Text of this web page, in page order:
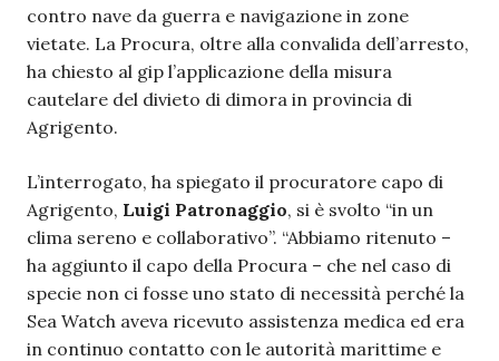
contro nave da guerra e navigazione in zone
vietate. La Procura, oltre alla convalida dell’arresto,
ha chiesto al gip l’applicazione della misura
cautelare del divieto di dimora in provincia di
Agrigento.
L’interrogato, ha spiegato il procuratore capo di
Agrigento, Luigi Patronaggio, si è svolto “in un
clima sereno e collaborativo”. “Abbiamo ritenuto –
ha aggiunto il capo della Procura – che nel caso di
specie non ci fosse uno stato di necessità perché la
Sea Watch aveva ricevuto assistenza medica ed era
in continuo contatto con le autorità marittime e